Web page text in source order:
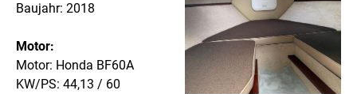
Baujahr: 2018
Motor:
Motor: Honda BF60A
KW/PS: 44,13 / 60